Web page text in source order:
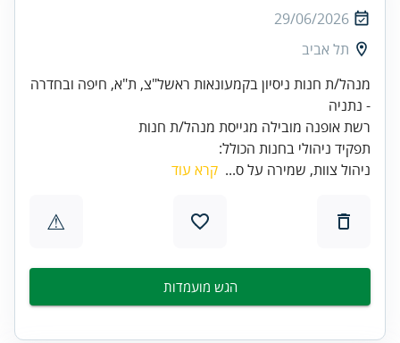
29/06/2026
תל אביב
מנהל/ת חנות ניסיון בקמעונאות ראשל"צ, ת"א, חיפה ובחדרה
רשת אופנה מובילה מגייסת מנהל/ת חנות
תפקיד ניהולי בחנות הכולל:
ניהול צוות, שמירה על ס... קרא עוד
⚠
הגש מועמדות